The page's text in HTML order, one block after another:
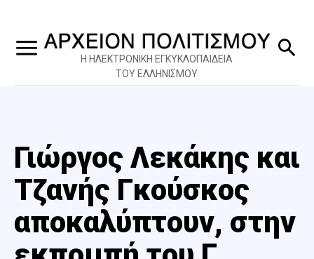
Η ΗΛΕΚΤΡΟΝΙΚΗ ΕΓΚΥΚΛΟΠΑΙΔΕΙΑ
ΤΟΥ ΕΛΛΗΝΙΣΜΟΥ
Γιώργος Λεκάκης και
Τζανής Γκούσκος
αποκαλύπτουν, στην